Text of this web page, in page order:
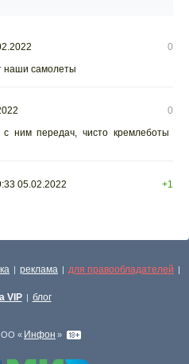
0
наши самолеты
0
ним передач, чисто кремлеботы
05.02.2022
+1
| реклама | для правообладателей |
VIP | блог
« Инфон »